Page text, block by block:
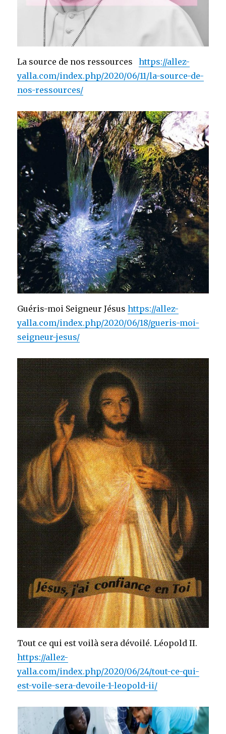
La source de nos ressourceshttps://allez-
yalla.com/index.php/2020/06/11/la-source-de-
nos-ressources/
Guéris-moi Seigneur Jésushttps://allez-
yalla.com/index.php/2020/06/18/gueris-moi-
seigneur-jesus/
Tout ce qui est voilà sera dévoilé. Léopold II.
https://allez-
yalla.com/index.php/2020/06/24/tout-ce-qui-
est-voile-sera-devoile-1-leopold-ii/